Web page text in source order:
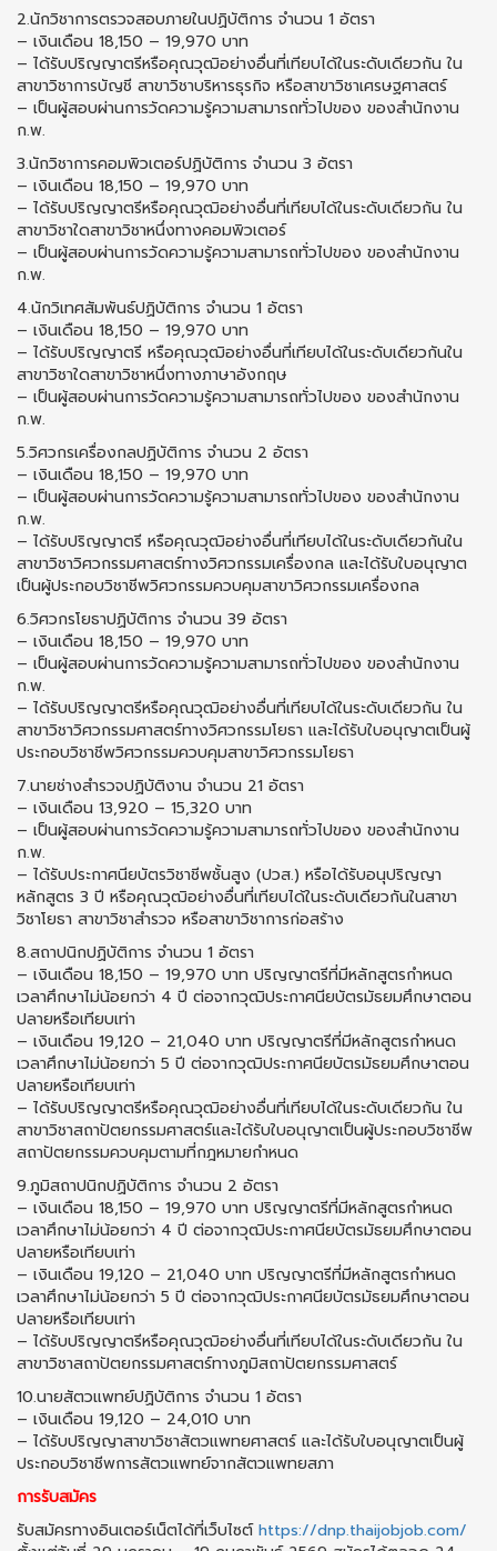
2.นักวิชาการตรวจสอบภายในปฏิบัติการ จำนวน 1 อัตรา
– เงินเดือน 18,150 – 19,970 บาท
– ได้รับปริญญาตรีหรือคุณวุฒิอย่างอื่นที่เทียบได้ในระดับเดียวกัน ใน
สาขาวิชาการบัญชี สาขาวิชาบริหารธุรกิจ หรือสาขาวิชาเศรษฐศาสตร์
– เป็นผู้สอบผ่านการวัดความรู้ความสามารถทั่วไปของ ของสำนักงาน
ก.พ.
3.นักวิชาการคอมพิวเตอร์ปฏิบัติการ จำนวน 3 อัตรา
– เงินเดือน 18,150 – 19,970 บาท
– ได้รับปริญญาตรีหรือคุณวุฒิอย่างอื่นที่เทียบได้ในระดับเดียวกัน ใน
สาขาวิชาใดสาขาวิชาหนึ่งทางคอมพิวเตอร์
– เป็นผู้สอบผ่านการวัดความรู้ความสามารถทั่วไปของ ของสำนักงาน
ก.พ.
4.นักวิเทศสัมพันธ์ปฏิบัติการ จำนวน 1 อัตรา
– เงินเดือน 18,150 – 19,970 บาท
– ได้รับปริญญาตรี หรือคุณวุฒิอย่างอื่นที่เทียบได้ในระดับเดียวกันใน
สาขาวิชาใดสาขาวิชาหนึ่งทางภาษาอังกฤษ
– เป็นผู้สอบผ่านการวัดความรู้ความสามารถทั่วไปของ ของสำนักงาน
ก.พ.
5.วิศวกรเครื่องกลปฏิบัติการ จำนวน 2 อัตรา
– เงินเดือน 18,150 – 19,970 บาท
– เป็นผู้สอบผ่านการวัดความรู้ความสามารถทั่วไปของ ของสำนักงาน
ก.พ.
– ได้รับปริญญาตรี หรือคุณวุฒิอย่างอื่นที่เทียบได้ในระดับเดียวกันใน
สาขาวิชาวิศวกรรมศาสตร์ทางวิศวกรรมเครื่องกล และได้รับใบอนุญาต
เป็นผู้ประกอบวิชาชีพวิศวกรรมควบคุมสาขาวิศวกรรมเครื่องกล
6.วิศวกรโยธาปฏิบัติการ จำนวน 39 อัตรา
– เงินเดือน 18,150 – 19,970 บาท
– เป็นผู้สอบผ่านการวัดความรู้ความสามารถทั่วไปของ ของสำนักงาน
ก.พ.
– ได้รับปริญญาตรีหรือคุณวุฒิอย่างอื่นที่เทียบได้ในระดับเดียวกัน ใน
สาขาวิชาวิศวกรรมศาสตร์ทางวิศวกรรมโยธา และได้รับใบอนุญาตเป็นผู้
ประกอบวิชาชีพวิศวกรรมควบคุมสาขาวิศวกรรมโยธา
7.นายช่างสำรวจปฏิบัติงาน จำนวน 21 อัตรา
– เงินเดือน 13,920 – 15,320 บาท
– เป็นผู้สอบผ่านการวัดความรู้ความสามารถทั่วไปของ ของสำนักงาน
ก.พ.
– ได้รับประกาศนียบัตรวิชาชีพชั้นสูง (ปวส.) หรือได้รับอนุปริญญา
หลักสูตร 3 ปี หรือคุณวุฒิอย่างอื่นที่เทียบได้ในระดับเดียวกันในสาขา
วิชาโยธา สาขาวิชาสำรวจ หรือสาขาวิชาการก่อสร้าง
8.สถาปนิกปฏิบัติการ จำนวน 1 อัตรา
– เงินเดือน 18,150 – 19,970 บาท ปริญญาตรีที่มีหลักสูตรกำหนด
เวลาศึกษาไม่น้อยกว่า 4 ปี ต่อจากวุฒิประกาศนียบัตรมัธยมศึกษาตอน
ปลายหรือเทียบเท่า
– เงินเดือน 19,120 – 21,040 บาท ปริญญาตรีที่มีหลักสูตรกำหนด
เวลาศึกษาไม่น้อยกว่า 5 ปี ต่อจากวุฒิประกาศนียบัตรมัธยมศึกษาตอน
ปลายหรือเทียบเท่า
– ได้รับปริญญาตรีหรือคุณวุฒิอย่างอื่นที่เทียบได้ในระดับเดียวกัน ใน
สาขาวิชาสถาปัตยกรรมศาสตร์และได้รับใบอนุญาตเป็นผู้ประกอบวิชาชีพ
สถาปัตยกรรมควบคุมตามที่กฎหมายกำหนด
9.ภูมิสถาปนิกปฏิบัติการ จำนวน 2 อัตรา
– เงินเดือน 18,150 – 19,970 บาท ปริญญาตรีที่มีหลักสูตรกำหนด
เวลาศึกษาไม่น้อยกว่า 4 ปี ต่อจากวุฒิประกาศนียบัตรมัธยมศึกษาตอน
ปลายหรือเทียบเท่า
– เงินเดือน 19,120 – 21,040 บาท ปริญญาตรีที่มีหลักสูตรกำหนด
เวลาศึกษาไม่น้อยกว่า 5 ปี ต่อจากวุฒิประกาศนียบัตรมัธยมศึกษาตอน
ปลายหรือเทียบเท่า
– ได้รับปริญญาตรีหรือคุณวุฒิอย่างอื่นที่เทียบได้ในระดับเดียวกัน ใน
สาขาวิชาสถาปัตยกรรมศาสตร์ทางภูมิสถาปัตยกรรมศาสตร์
10.นายสัตวแพทย์ปฏิบัติการ จำนวน 1 อัตรา
– เงินเดือน 19,120 – 24,010 บาท
– ได้รับปริญญาสาขาวิชาสัตวแพทยศาสตร์ และได้รับใบอนุญาตเป็นผู้
ประกอบวิชาชีพการสัตวแพทย์จากสัตวแพทยสภา
การรับสมัคร
รับสมัครทางอินเตอร์เน็ตได้ที่เว็บไซต์https://dnp.thaijobjob.com/